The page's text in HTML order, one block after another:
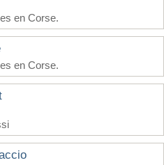
en Corse.
en Corse.